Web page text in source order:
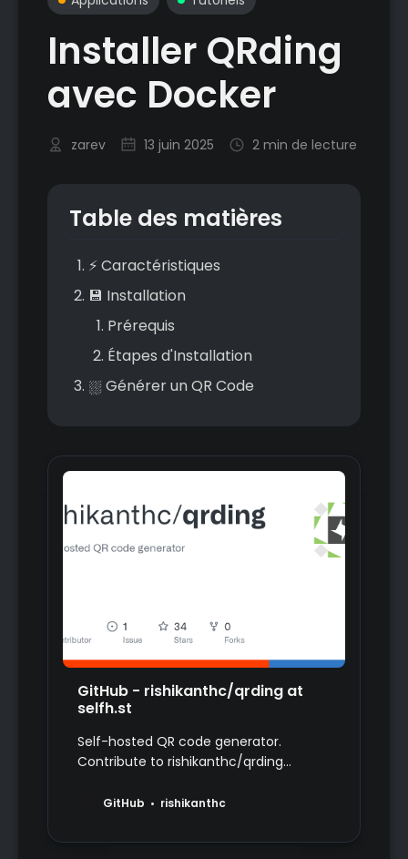
Installer QRding
avec Docker
zarev 13 juin 2025 2 min de lecture
Table des matières
⚡ Caractéristiques
💾 Installation
Prérequis
Étapes d'Installation
⛆ Générer un QR Code
GitHub - rishikanthc/qrding at
selfh.st
Self-hosted QR code generator.
Contribute to rishikanthc/qrding
on GitHub.
GitHub rishikanthc